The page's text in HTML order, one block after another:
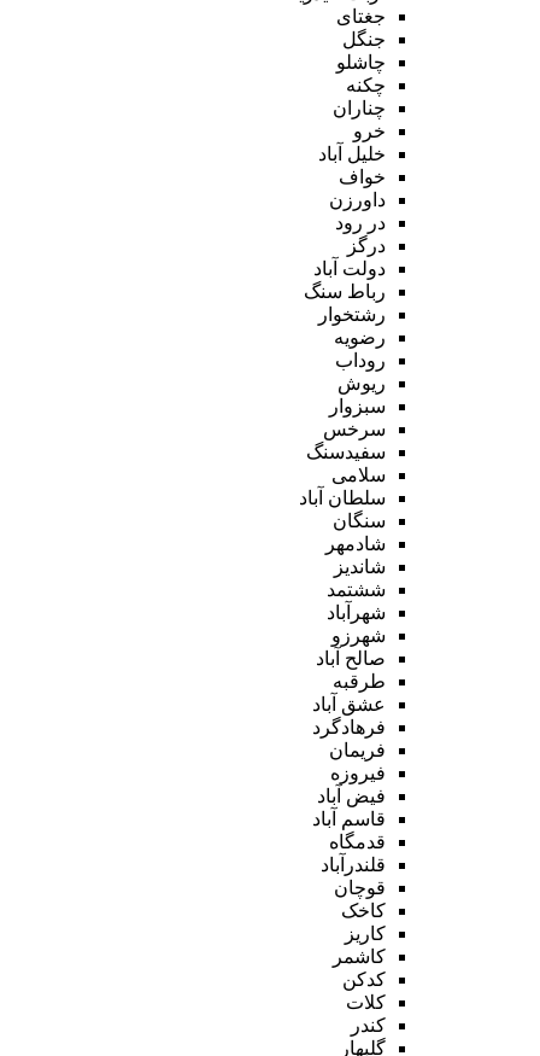
جغتای
جنگل
چاشلو
چکنه
چناران
خرو
خلیل آباد
خواف
داورزن
در رود
درگز
دولت آباد
رباط سنگ
رشتخوار
رضویه
روداب
ریوش
سبزوار
سرخس
سفیدسنگ
سلامی
سلطان آباد
سنگان
شادمهر
شاندیز
ششتمد
شهرآباد
شهرزو
صالح آباد
طرقبه
عشق آباد
فرهادگرد
فریمان
فیروزه
فیض آباد
قاسم آباد
قدمگاه
قلندرآباد
قوچان
کاخک
کاریز
کاشمر
کدکن
کلات
کندر
گلبهار